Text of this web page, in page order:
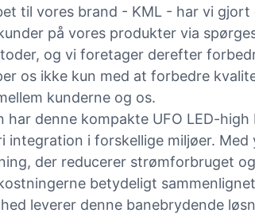
til vores brand - KML - har vi
på vores produkter via
og vi foretager derefter
os ikke kun med at forbedre
kunderne og os.
har denne kompakte UFO LED-
i forskellige miljøer. Med
der reducerer strømforbruget og
betydeligt
leverer denne banebrydende